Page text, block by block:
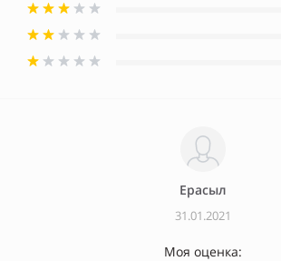
Ерасыл
31.01.2021
Моя оценка: